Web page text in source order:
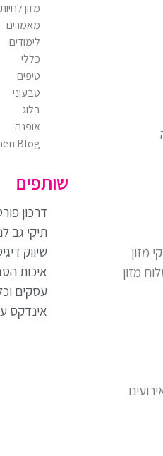
מזון
מזון
מזון לחיות
מאמרים
לימודים
כללי
טיפים
טבעוני
בלוג
אופנה
Blog
שותפים
דרכון
תיקי גב
שיווק
איכות
עסקים
אינדקס